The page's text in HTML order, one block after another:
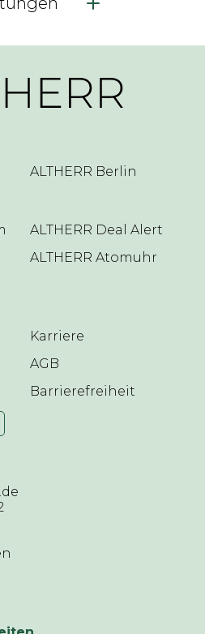
ALTHERR Berlin
ALTHERR Deal Alert
ALTHERR Atomuhr
Karriere
AGB
Barrierefreiheit